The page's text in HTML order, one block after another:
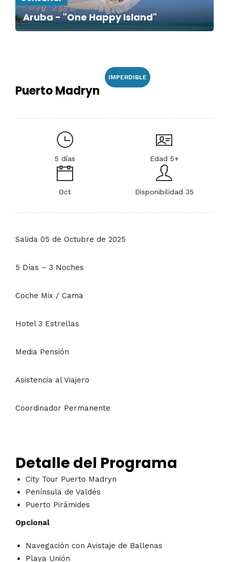
Aruba - "One Happy Island"
Puerto Madryn
IMPERDIBLE
5 días Edad 5+
Oct Disponibilidad 35
Salida 05 de Octubre de 2025
5 Días – 3 Noches
Coche Mix / Cama
Hotel 3 Estrellas
Media Pensión
Asistencia al Viajero
Coordinador Permanente
Detalle del Programa
City Tour Puerto Madryn
Península de Valdés
Puerto Pirámides
Opcional
Navegación con Avistaje de Ballenas
Playa Unión